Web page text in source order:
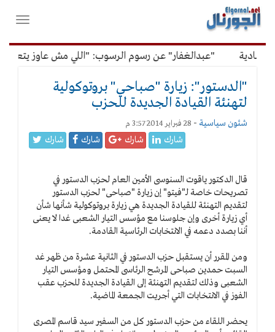
القائمة
الرئيسية
فتح
"عبدالغفار" عن رسوم الرسوب: "اللي مش عاوز يتعلم
"الدستور": زيارة "صباحي" بروتوكولية
لتهنئة القيادة الجديدة للحزب
شئون سياسية - 28 فبراير 2014 3:57 م
شارك شارك شارك شارك
قال الدكتور ياقوت السنوسى الأمين العام لحزب الدستور في
تصريحات خاصة لـ"فيتو" إن زيارة "صباحى" لحزب الدستور
لتقديم التهنئة للقيادة الجديدة هي زيارة بروتوكولية شأنها شأن
أي زيارة أخرى وإن جلوسنا مع مؤسس التيار الشعبى غدا لا يعنى
أننا بصدد دعمه في الانتخابات الرئاسية القادمة.
ومن المقرر أن يستقبل حزب الدستور في الثانية عشرة من ظهر غد
السبت حمدين صباحى المرشح الرئاسى المحتمل ومؤسس التيار
الشعبى وذلك لتقديم التهنئة إلى القيادة الجديدة للحزب عقب
الفوز في الانتخابات التي أجريت الجمعة الماضية.
يحضر اللقاء من حزب الدستور كل من السفير سيد قاسم المصرى